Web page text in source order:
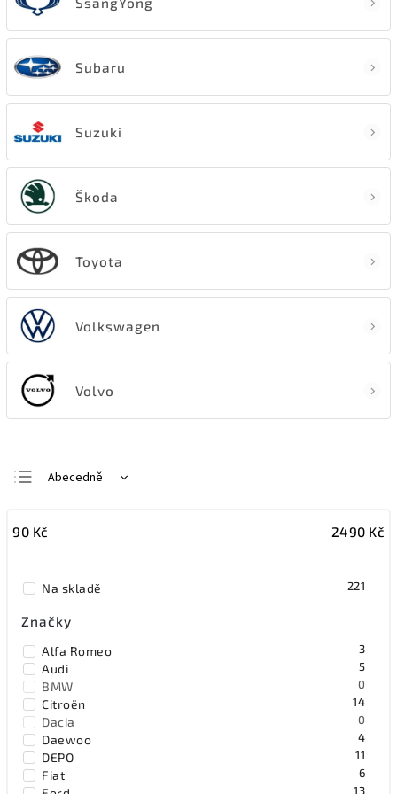
Subaru
Suzuki
Škoda
Toyota
Volkswagen
Volvo
Abecedně
90 Kč 2490 Kč
Na skladě 221
Značky
Alfa Romeo 3
Audi 5
BMW 0
Citroën 14
Dacia 0
Daewoo 4
DEPO 11
Fiat 6
13